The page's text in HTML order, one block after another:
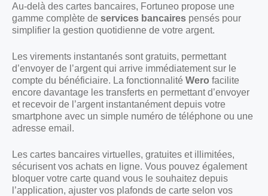
Au-delà des cartes bancaires, Fortuneo propose une
gamme complète de services bancaires pensés pour
simplifier la gestion quotidienne de votre argent.
Les virements instantanés sont gratuits, permettant
d’envoyer de l’argent qui arrive immédiatement sur le
compte du bénéficiaire. La fonctionnalité Wero facilite
encore davantage les transferts en permettant d’envoyer
et recevoir de l’argent instantanément depuis votre
smartphone avec un simple numéro de téléphone ou une
adresse email.
Les cartes bancaires virtuelles, gratuites et illimitées,
sécurisent vos achats en ligne. Vous pouvez également
bloquer votre carte quand vous le souhaitez depuis
l’application, ajuster vos plafonds de carte selon vos